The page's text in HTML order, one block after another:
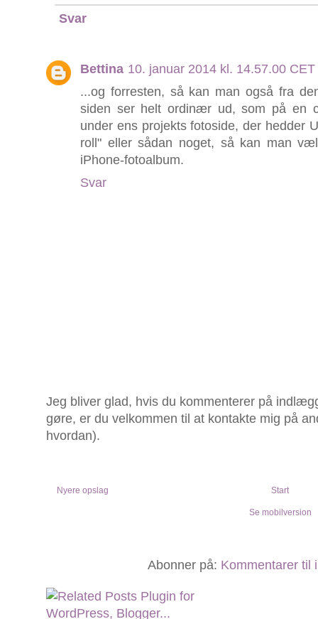
Svar
Bettina 10. januar 2014 kl. 14.57.00 CET
...og forresten, så kan man også fra
siden ser helt ordinær ud, som på en
under ens projekts fotoside, der hedder
roll" eller sådan noget, så kan man
iPhone-fotoalbum.
Svar
Jeg bliver glad, hvis du kommenterer på
gøre, er du velkommen til at kontakte mig på
hvordan).
Nyere opslag Start
Se mobilversion
Abonner på: Kommentarer til